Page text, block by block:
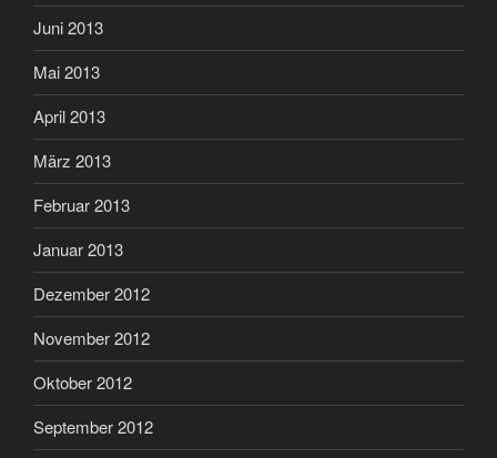
Juni 2013
Mai 2013
April 2013
März 2013
Februar 2013
Januar 2013
Dezember 2012
November 2012
Oktober 2012
September 2012